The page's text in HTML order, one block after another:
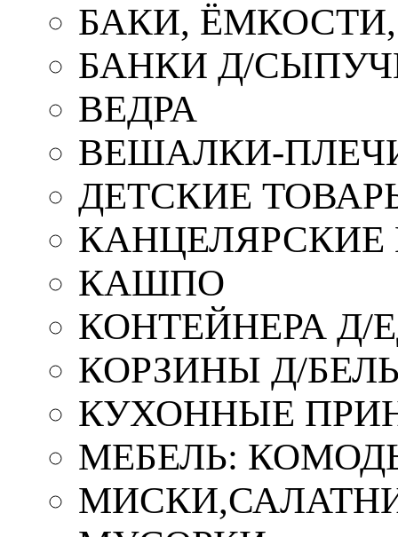
БАКИ,
БАНКИ Д/
ВЕДРА
ВЕШАЛКИ-
ДЕТСКИЕ
КАШПО
КОНТЕЙНЕРА Д/
КОРЗИНЫ Д/
КУХОННЫЕ
МЕБЕЛЬ: